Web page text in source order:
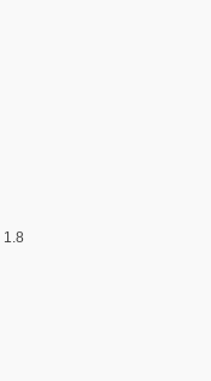
1.8